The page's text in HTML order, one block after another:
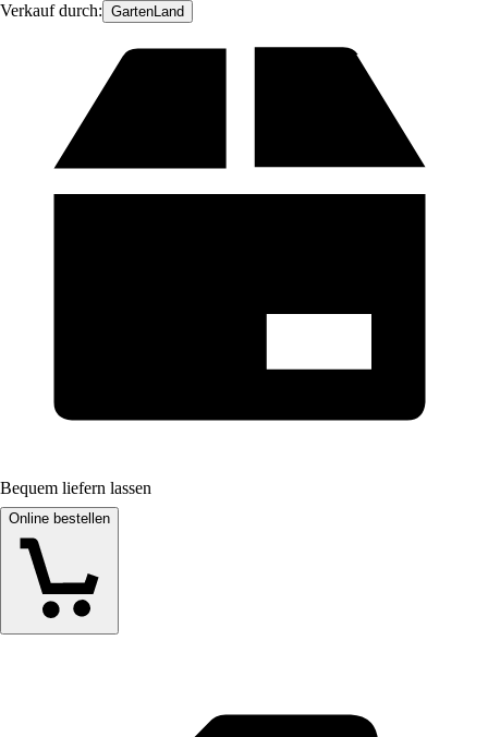
Verkauf durch: GartenLand
Bequem liefern lassen
Online bestellen